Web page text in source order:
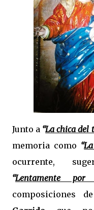
Junto a “La chica del
memoria como “
ocurrente,
“Lentamente por
composiciones